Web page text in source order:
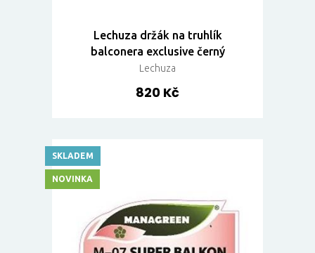
Lechuza držák na truhlík
balconera exclusive černý
Lechuza
820 Kč
SKLADEM
NOVINKA